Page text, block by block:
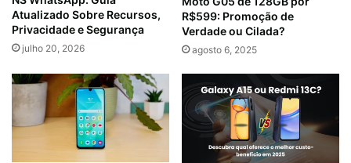
Atualizado Sobre Recursos,
Privacidade e Segurança
julho 20, 2026
R$599: Promoção de
Verdade ou Cilada?
agosto 6, 2025